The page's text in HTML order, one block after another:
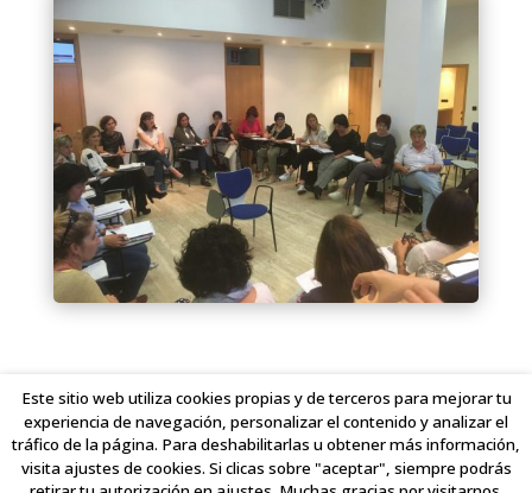
Este sitio web utiliza cookies propias y de terceros para mejorar tu
experiencia de navegación, personalizar el contenido y analizar el
tráfico de la página. Para deshabilitarlas u obtener más información,
visita ajustes de cookies. Si clicas sobre "aceptar", siempre podrás